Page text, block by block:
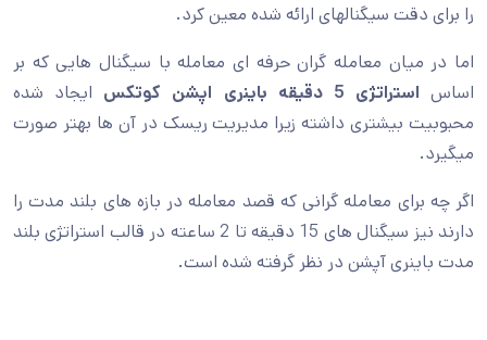
را برای دقت سیگنالهای ارائه شده معین کرد.
اما در میان معامله گران حرفه ای معامله با سیگنال هایی که بر
اساس استراتژی 5 دقیقه باینری اپشن کوتکس
ایجاد شده
محبوبیت بیشتری داشته زیرا مدیریت ریسک در آن ها بهتر صورت
میگیرد.
اگر چه برای معامله گرانی که قصد معامله در بازه های بلند مدت را
دارند نیز سیگنال های 15 دقیقه تا 2 ساعته در قالب استراتژی بلند
مدت باینری آپشن در نظر گرفته شده است.